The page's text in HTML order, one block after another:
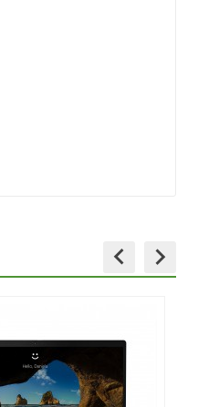
keyboard_arrow_left keyboard_arrow_right